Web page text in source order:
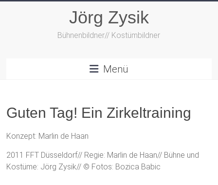
Jörg Zysik
Bühnenbildner// Kostümbildner
Menü
Guten Tag! Ein Zirkeltraining
Konzept: Marlin de Haan
2011 FFT Düsseldorf// Regie: Marlin de Haan// Bühne und
Kostüme: Jörg Zysik// © Fotos: Bozica Babic